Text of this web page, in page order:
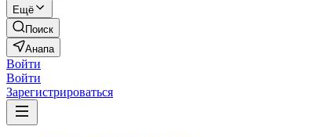
Ещё
Поиск
Анапа
Войти
Войти
Зарегистрироваться